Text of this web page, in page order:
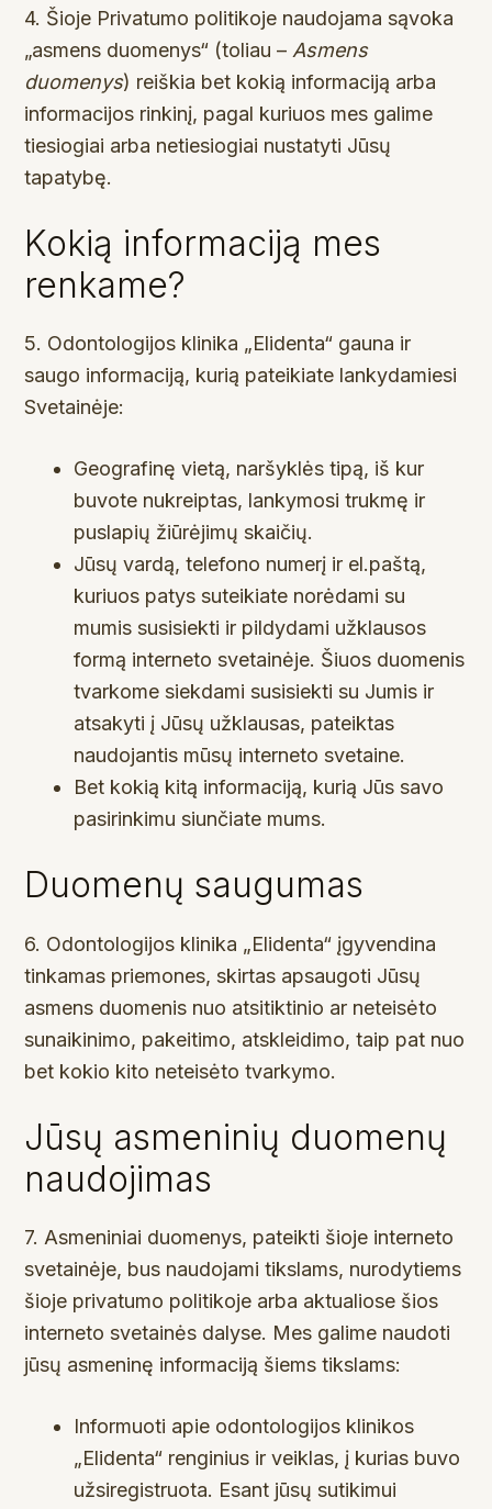
4. Šioje Privatumo politikoje naudojama sąvoka
„asmens duomenys“ (toliau – Asmens
duomenys) reiškia bet kokią informaciją arba
informacijos rinkinį, pagal kuriuos mes galime
tiesiogiai arba netiesiogiai nustatyti Jūsų
tapatybę.
Kokią informaciją mes
renkame?
5. Odontologijos klinika „Elidenta“ gauna ir
saugo informaciją, kurią pateikiate lankydamiesi
Svetainėje:
Geografinę vietą, naršyklės tipą, iš kur
buvote nukreiptas, lankymosi trukmę ir
puslapių žiūrėjimų skaičių.
Jūsų vardą, telefono numerį ir el.paštą,
kuriuos patys suteikiate norėdami su
mumis susisiekti ir pildydami užklausos
formą interneto svetainėje. Šiuos duomenis
tvarkome siekdami susisiekti su Jumis ir
atsakyti į Jūsų užklausas, pateiktas
naudojantis mūsų interneto svetaine.
Bet kokią kitą informaciją, kurią Jūs savo
pasirinkimu siunčiate mums.
Duomenų saugumas
6. Odontologijos klinika „Elidenta“ įgyvendina
tinkamas priemones, skirtas apsaugoti Jūsų
asmens duomenis nuo atsitiktinio ar neteisėto
sunaikinimo, pakeitimo, atskleidimo, taip pat nuo
bet kokio kito neteisėto tvarkymo.
Jūsų asmeninių duomenų
naudojimas
7. Asmeniniai duomenys, pateikti šioje interneto
svetainėje, bus naudojami tikslams, nurodytiems
šioje privatumo politikoje arba aktualiose šios
interneto svetainės dalyse. Mes galime naudoti
jūsų asmeninę informaciją šiems tikslams:
Informuoti apie odontologijos klinikos
„Elidenta“ renginius ir veiklas, į kurias buvo
užsiregistruota. Esant jūsų sutikimui